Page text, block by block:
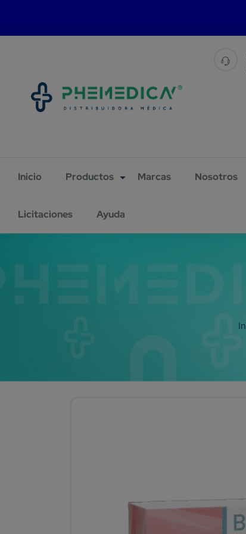
Inicio Productos Marcas Nosotros
Licitaciones Ayuda